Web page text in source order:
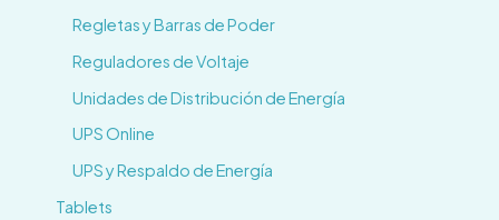
Regletas y Barras de Poder
Reguladores de Voltaje
Unidades de Distribución de Energía
UPS Online
UPS y Respaldo de Energía
Tablets